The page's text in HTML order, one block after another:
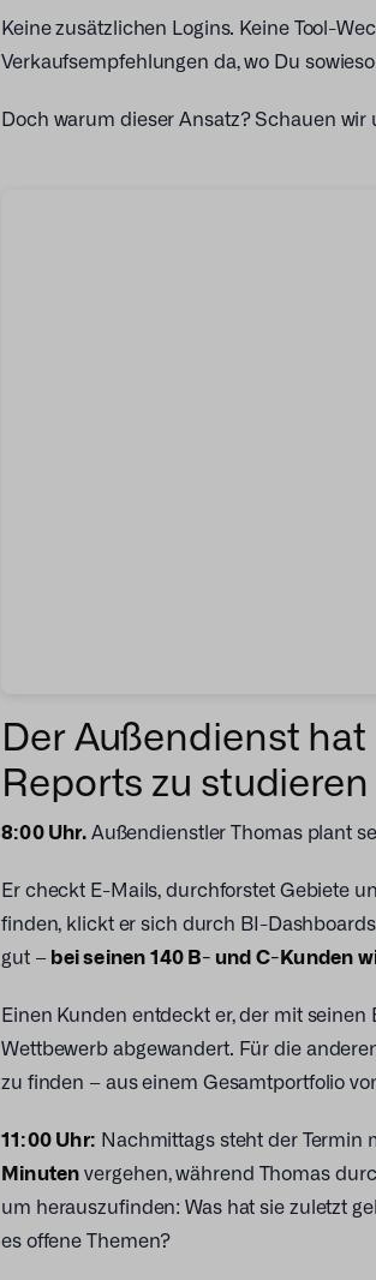
Keine zusätzlichen Logins. Keine Tool-
Verkaufsempfehlungen da, wo Du
Doch warum dieser Ansatz? Schauen wir
Der Außendienst
Reports zu
8:00 Uhr.Außendienstler Thomas plant
Er checkt E-Mails, durchforstet Gebiete
finden, klickt er sich durch BI-
gut – bei seinen 140 B- und C-Kunden
Einen Kunden entdeckt er, der mit
Wettbewerb abgewandert. Für die
zu finden – aus einem Gesamtportfolio
11:00 Uhr: Nachmittags steht der Termin
Minuten vergehen, während Thomas
um herauszufinden: Was hat sie zuletzt
es offene Themen?